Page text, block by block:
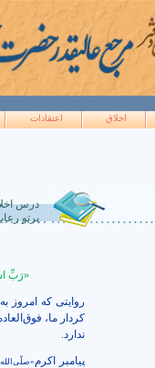
اخلاق اعتقادات
درس
پرتو
«رَبِّ
روایتی که امروز
کردار ما،
ندارد.
پیامبر اکرم